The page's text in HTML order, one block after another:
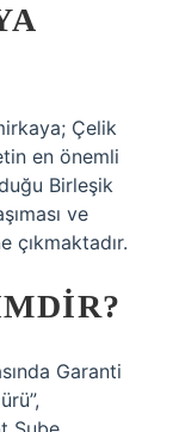
Çelik
en önemli
Birleşik
ve
Garanti